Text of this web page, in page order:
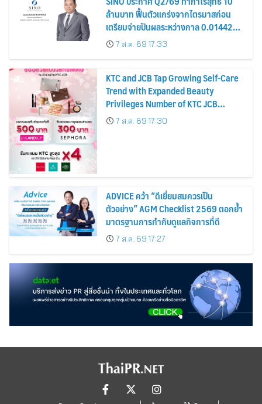
ล้านบาท ฟื้นตัวแกร่งจากไตรมาสก่อน
เตรียมจ่ายปันผลระหว่างกาล 0.014423
บาทต่อหุ้น ครึ่งปีหลังมุ่งเติบโตต่อเนื่อง
7 ส.ค. 69 17:33
KTC and JCB Tap Growing Self-Care
Trend with Expanded Beauty
Privileges Number of KTC JCB
Cardmembers Spending on
Cosmetics Rises 26%
7 ส.ค. 69 17:30
ADVICE คว้า “ดีเยี่ยมสมควรเป็น
ตัวอย่าง” AGM Checklist 2569 ตอกย้ำ
มาตรฐานการกำกับดูแลกิจการที่ดี
7 ส.ค. 69 17:27